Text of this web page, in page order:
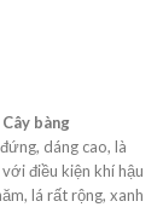
Cây bàng
dáng cao, là
điều kiện khí hậu
lá rất rộng, xanh